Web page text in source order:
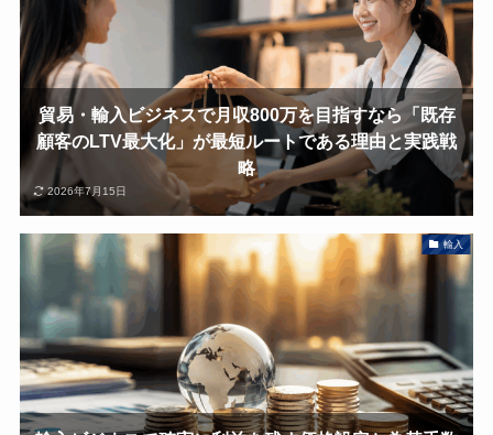
貿易・輸入ビジネスで月収800万を目指すなら「既存
顧客のLTV最大化」が最短ルートである理由と実践戦
略
2026年7月15日
輸入